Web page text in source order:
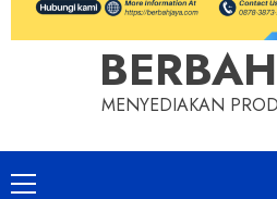
MENYEDIAKAN
Primary